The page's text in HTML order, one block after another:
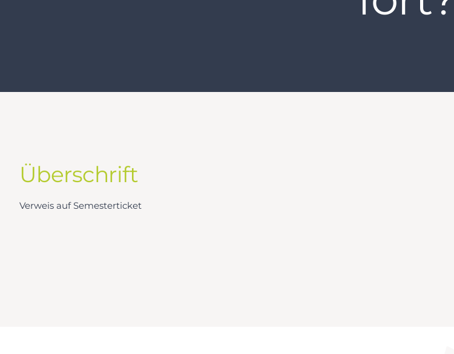
Überschrift
Verweis auf Semesterticket